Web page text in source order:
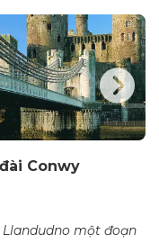
Conwy
Llandudno một đoạn